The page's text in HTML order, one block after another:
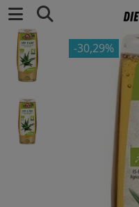
-30,29%